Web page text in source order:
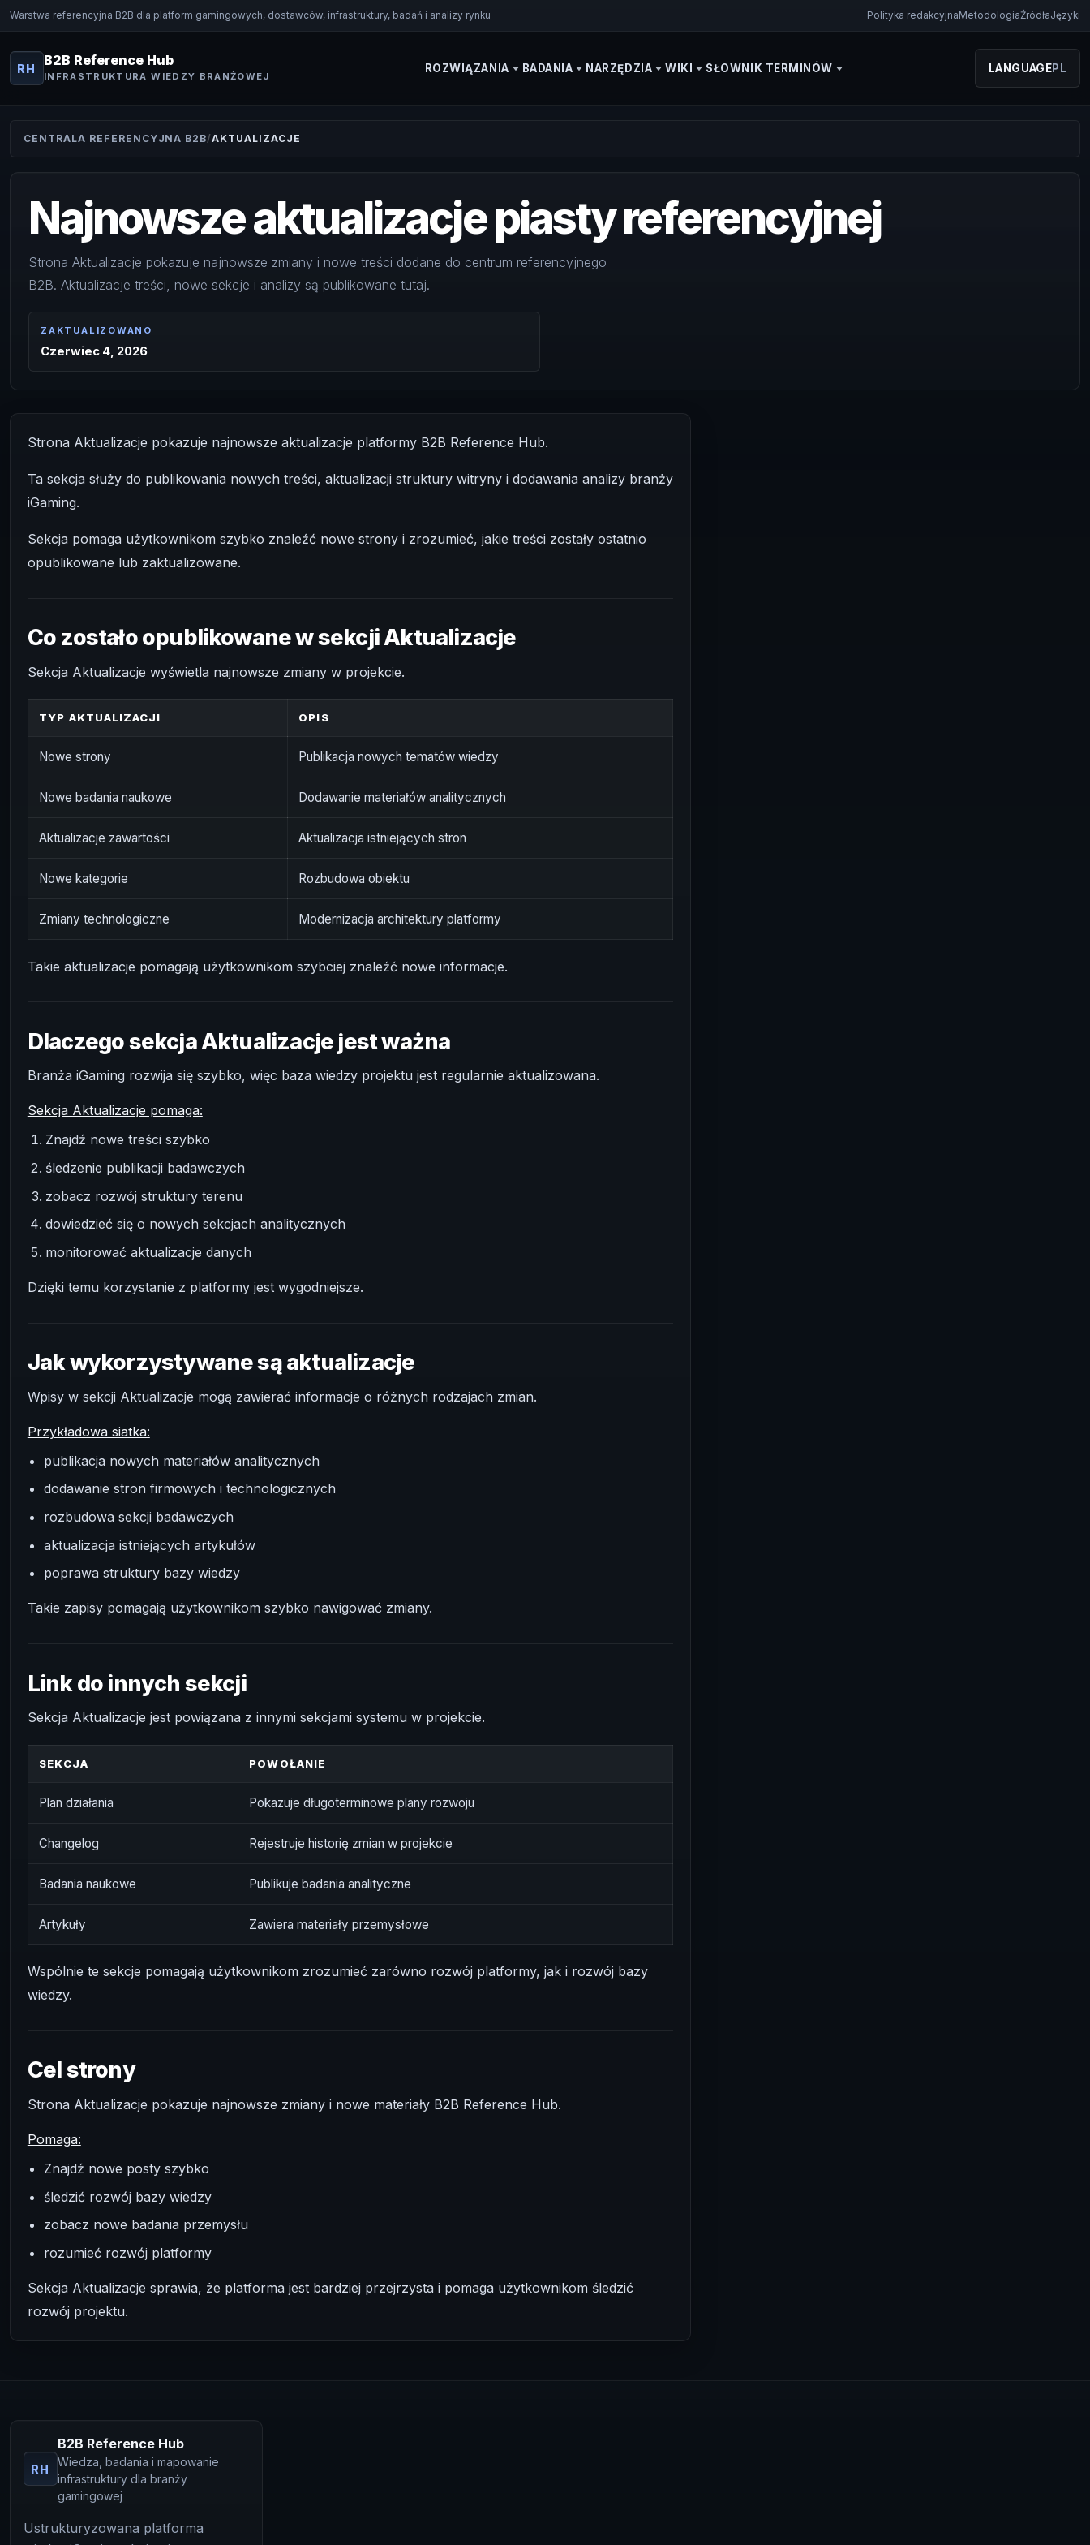
Warstwa referencyjna B2B dla platform gamingowych, dostawców, infrastruktury, badań i analizy rynku Polityka redakcyjnaMetodologiaŹródłaJęzyki
RH
B2B Reference Hub
INFRASTRUKTURA WIEDZY BRANŻOWEJ
ROZWIĄZANIA BADANIA NARZĘDZIA WIKI SŁOWNIK TERMINÓW LANGUAGEPL
CENTRALA REFERENCYJNA B2B AKTUALIZACJE
Najnowsze aktualizacje piasty referencyjnej
Strona Aktualizacje pokazuje najnowsze zmiany i nowe treści dodane do centrum referencyjnego
B2B. Aktualizacje treści, nowe sekcje i analizy są publikowane tutaj.
ZAKTUALIZOWANO
Czerwiec 4, 2026
Strona Aktualizacje pokazuje najnowsze aktualizacje platformy B2B Reference Hub.
Ta sekcja służy do publikowania nowych treści, aktualizacji struktury witryny i dodawania analizy branży
iGaming.
Sekcja pomaga użytkownikom szybko znaleźć nowe strony i zrozumieć, jakie treści zostały ostatnio
opublikowane lub zaktualizowane.
Co zostało opublikowane w sekcji Aktualizacje
Sekcja Aktualizacje wyświetla najnowsze zmiany w projekcie.
TYP AKTUALIZACJI OPIS
Nowe strony Publikacja nowych tematów wiedzy
Nowe badania naukowe Dodawanie materiałów analitycznych
Aktualizacje zawartości Aktualizacja istniejących stron
Nowe kategorie Rozbudowa obiektu
Zmiany technologiczne Modernizacja architektury platformy
Takie aktualizacje pomagają użytkownikom szybciej znaleźć nowe informacje.
Dlaczego sekcja Aktualizacje jest ważna
Branża iGaming rozwija się szybko, więc baza wiedzy projektu jest regularnie aktualizowana.
Sekcja Aktualizacje pomaga:
Znajdź nowe treści szybko
śledzenie publikacji badawczych
zobacz rozwój struktury terenu
dowiedzieć się o nowych sekcjach analitycznych
monitorować aktualizacje danych
Dzięki temu korzystanie z platformy jest wygodniejsze.
Jak wykorzystywane są aktualizacje
Wpisy w sekcji Aktualizacje mogą zawierać informacje o różnych rodzajach zmian.
Przykładowa siatka:
publikacja nowych materiałów analitycznych
dodawanie stron firmowych i technologicznych
rozbudowa sekcji badawczych
aktualizacja istniejących artykułów
poprawa struktury bazy wiedzy
Takie zapisy pomagają użytkownikom szybko nawigować zmiany.
Link do innych sekcji
Sekcja Aktualizacje jest powiązana z innymi sekcjami systemu w projekcie.
SEKCJA POWOŁANIE
Plan działania Pokazuje długoterminowe plany rozwoju
Changelog Rejestruje historię zmian w projekcie
Badania naukowe Publikuje badania analityczne
Artykuły Zawiera materiały przemysłowe
Wspólnie te sekcje pomagają użytkownikom zrozumieć zarówno rozwój platformy, jak i rozwój bazy
wiedzy.
Cel strony
Strona Aktualizacje pokazuje najnowsze zmiany i nowe materiały B2B Reference Hub.
Pomaga:
Znajdź nowe posty szybko
śledzić rozwój bazy wiedzy
zobacz nowe badania przemysłu
rozumieć rozwój platformy
Sekcja Aktualizacje sprawia, że platforma jest bardziej przejrzysta i pomaga użytkownikom śledzić
rozwój projektu.
RH
B2B Reference Hub
Wiedza, badania i mapowanie
infrastruktury dla branży
gamingowej
Ustrukturyzowana platforma